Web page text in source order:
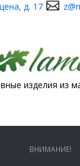
д. 17
изделия из
ВНИМАНИЕ!